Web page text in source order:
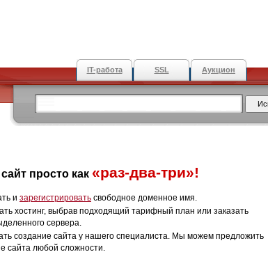
IT-работа SSL Аукцион
просто как «раз-два-три»!
и зарегистрировать свободное доменное имя.
хостинг, выбрав подходящий тарифный план или заказать
сервера.
создание сайта у нашего специалиста. Мы можем предложить
сайта любой сложности.